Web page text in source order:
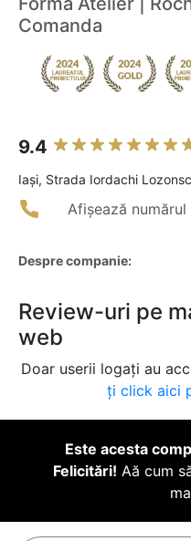
Comanda
9.4
Iaşi, Strada Iordachi
Afișează
Despre companie:
Review-uri pe
web
Doar userii logați au
ți click aici
Este acesta
Felicitări! Aă cum